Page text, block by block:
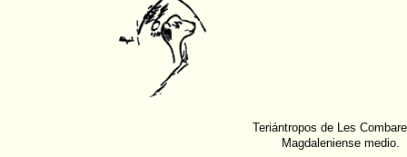
Teriántropos de Les
Magdaleniense medio.